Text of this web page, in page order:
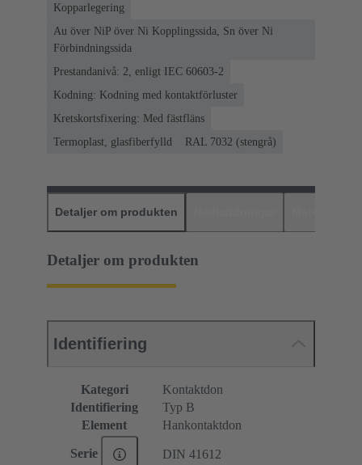
Kopparlegering
Au över NiP över Ni Kopplingssida, Sn över Ni
Förbindningssida
Prestandanivå: 2, enligt IEC 60603-2
Kodning: Kodning med kontaktförluster
Kretskortsfixering: Med fästfläns
Termoplast, glasfiberfylld
RAL 7032 (stengrå)
Detaljer om produkten
Detaljer om produkten
Identifiering
Kategori
Kontaktdon
Identifiering
Typ B
Element
Hankontaktdon
Serie DIN 41612